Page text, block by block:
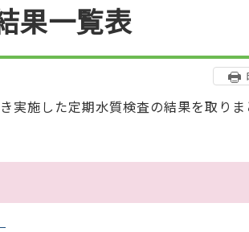
果一覧表
実施した定期水質検査の結果を取りま